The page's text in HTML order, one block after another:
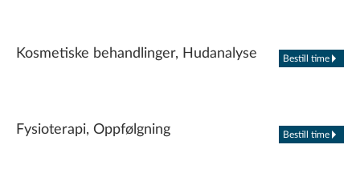
Kosmetiske behandlinger, Hudanalyse Bestill time
Fysioterapi, Oppfølgning Bestill time